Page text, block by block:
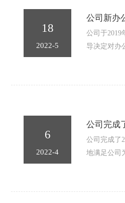
18
2022-5
公司新办
公司于2019
导决定对办
6
2022-4
公司完成
公司完成了
地满足公司